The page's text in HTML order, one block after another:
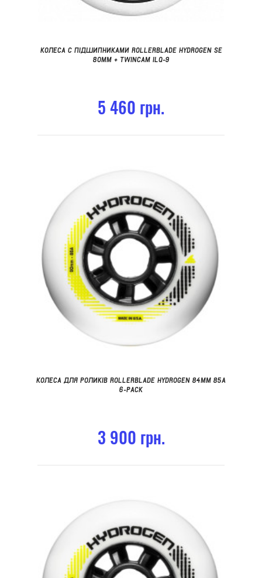
КОЛЕСА С ПІДШИПНИКАМИ ROLLERBLADE HYDROGEN SE
80MM + TWINCAM ILQ-9
5 460 грн.
КОЛЕСА ДЛЯ РОЛИКІВ ROLLERBLADE HYDROGEN 84MM 85A
6-PACK
3 900 грн.